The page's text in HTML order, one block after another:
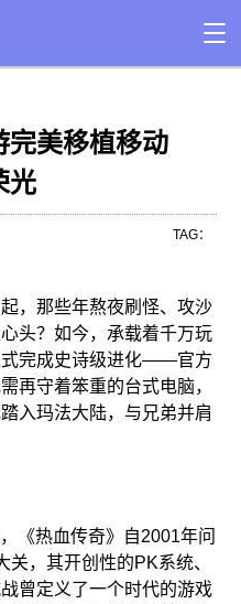
完美移植移动
光
TAG：
，那些年熬夜刷怪、攻沙
头？如今，承载着千万玩
式完成史诗级进化——官方
再守着笨重的台式电脑，
入玛法大陆，与兄弟并肩
《热血传奇》自2001年问
，其开创性的PK系统、
曾定义了一个时代的游戏